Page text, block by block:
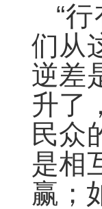
“
们从
逆差
升了
民众
是相
赢；